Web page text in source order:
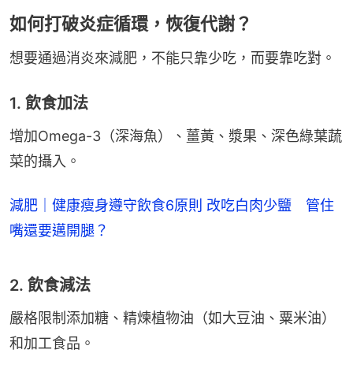
如何打破炎症循環，恢復代謝？
想要通過消炎來減肥，不能只靠少吃，而要靠吃對。
1. 飲食加法
增加Omega-3（深海魚）、薑黃、漿果、深色綠葉蔬
菜的攝入。
減肥｜健康瘦身遵守飲食6原則 改吃白肉少鹽 管住
嘴還要邁開腿？
2. 飲食減法
嚴格限制添加糖、精煉植物油（如大豆油、粟米油）
和加工食品。